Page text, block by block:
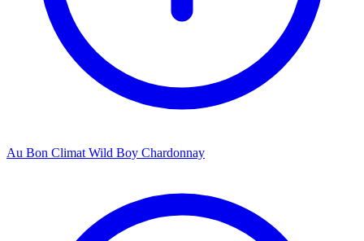
Au Bon Climat Wild Boy Chardonnay